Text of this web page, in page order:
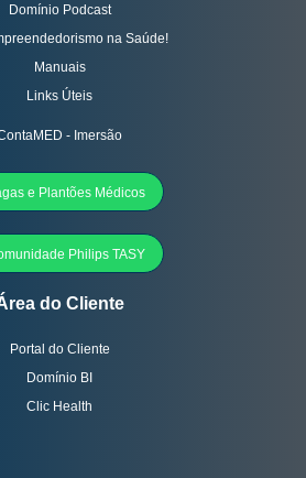
Domínio Podcast
na Saúde!
Manuais
Links Úteis
- Imersão
e Plantões Médicos
Philips TASY
do Cliente
Portal do Cliente
Domínio BI
Clic Health